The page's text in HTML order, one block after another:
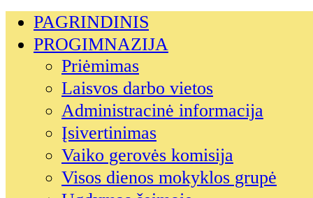
PAGRINDINIS
PROGIMNAZIJA
Priėmimas
Laisvos darbo vietos
Administracinė informacija
Įsivertinimas
Vaiko gerovės komisija
Visos dienos mokyklos grupė